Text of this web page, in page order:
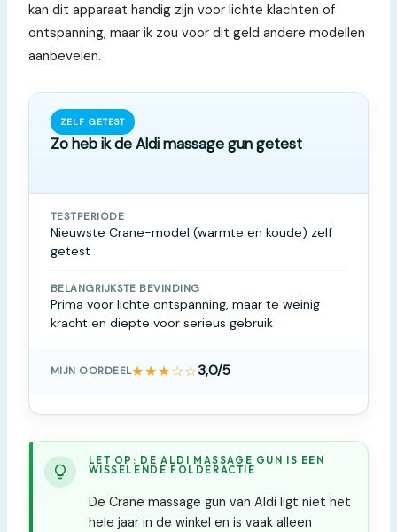
kan dit apparaat handig zijn voor lichte klachten of
ontspanning, maar ik zou voor dit geld andere modellen
aanbevelen.
ZELF GETEST
Zo heb ik de Aldi massage gun getest
TESTPERIODE
Nieuwste Crane-model (warmte en koude) zelf
getest
BELANGRIJKSTE BEVINDING
Prima voor lichte ontspanning, maar te weinig
kracht en diepte voor serieus gebruik
MIJN OORDEEL★★★☆☆3,0/5
LET OP: DE ALDI MASSAGE GUN IS EEN
WISSELENDE FOLDERACTIE
De Crane massage gun van Aldi ligt niet het
hele jaar in de winkel en is vaak alleen